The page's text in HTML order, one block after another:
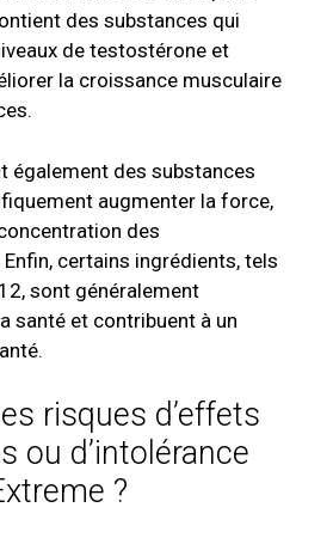
des substances qui
de testostérone et
la croissance musculaire
également des substances
augmenter la force,
des
certains ingrédients, tels
sont généralement
santé et contribuent à un
risques d’effets
ou d’intolérance
?